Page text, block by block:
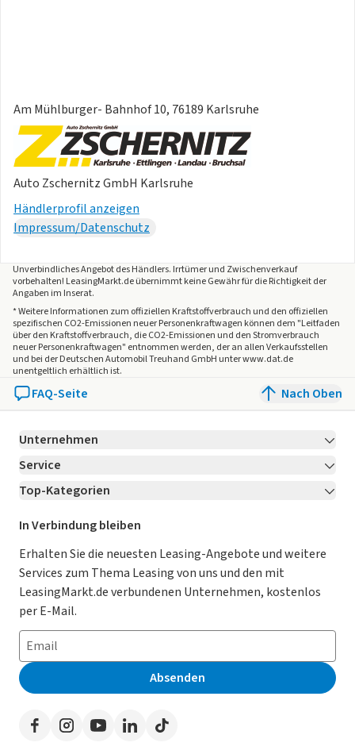
Am Mühlburger- Bahnhof 10, 76189 Karlsruhe
Auto Zschernitz GmbH Karlsruhe
Händlerprofil anzeigen
Impressum/Datenschutz
Unverbindliches Angebot desHändlers. Irrtümer und Zwischenverkauf
vorbehalten! LeasingMarkt.de übernimmt keine Gewähr für die Richtigkeit der
Angaben im Inserat.
* Weitere Informationen zum offiziellen Kraftstoffverbrauch und den offiziellen
spezifischen CO2-Emissionen neuer Personenkraftwagen können dem "Leitfaden
über den Kraftstoffverbrauch, die CO2-Emissionen und den Stromverbrauch
neuer Personenkraftwagen" entnommen werden, der an allen Verkaufsstellen
und bei der Deutschen Automobil Treuhand GmbH unter www.dat.de
unentgeltlich erhältlich ist.
FAQ-Seite Nach Oben
Unternehmen
Über LeasingMarkt.de
Karriere Jetzt bewerben!
Für Händler
Kooperation mit AutoScout24
AGB
Datenschutz
Impressum
Erklärung zur Barrierefreiheit
Presse
Service
Kontakt
Ratgeber
Magazin
Datenschutz-Einstellungen
So funktioniert’s
Häufig gestellte Fragen
Leasing-Lexikon
Auto-Tests
Werben auf LeasingMarkt.de
Top-Kategorien
Leasing Deals
Gebrauchtwagen Leasing
Leasing ohne Anzahlung
E-Auto Leasing
Privatleasing
Leasing-Vergleiche
Herstellerverzeichnis
Händlerverzeichnis
In Verbindung bleiben
Erhalten Sie die neuesten Leasing-Angebote und weitere
Services zum Thema Leasing von uns und den mit
LeasingMarkt.de verbundenen Unternehmen, kostenlos
per E-Mail.
Absenden